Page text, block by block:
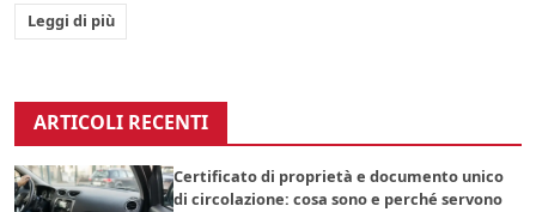
Leggi di più
ARTICOLI RECENTI
Certificato di proprietà e documento unico
di circolazione: cosa sono e perché servono